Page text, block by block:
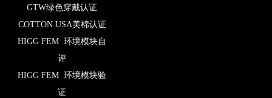
GTW绿色穿戴认证
COTTON USA美棉认证
HIGG FEM 环境模块自
评
HIGG FEM 环境模块验
证